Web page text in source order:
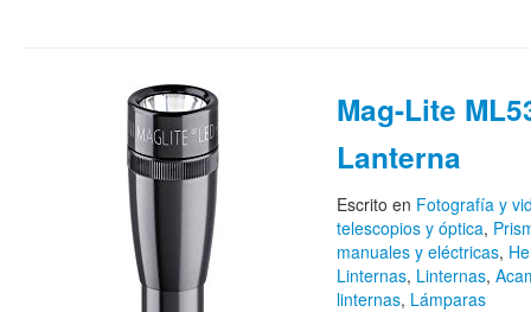
Mag-Lite
Lanterna
Escrito en Fotografía y
telescopios y óptica,
manuales y eléctricas,
Linternas, Linternas,
linternas, Lámparas